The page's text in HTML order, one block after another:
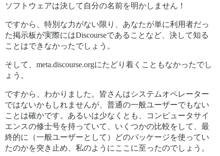
ソフトウェアは決して自分の名前を明かしません！
ですから、特別な力がない限り、あなたが単に利用者だっ
た掲示板が実際にはDiscourseであることなど、決して知る
ことはできなかったでしょう。
そして、meta.discourse.orgにたどり着くこともなかったでし
ょう。
ですから、わかりました。皆さんはシステムオペレーター
ではないかもしれませんが、普通の一般ユーザーでもない
ことは確かです。あるいは少なくとも、コンピュータサイ
エンスの修士号を持っていて、いくつかの比較をして、最
終的に（一般ユーザーとして）どのパッケージを使ってい
たのかを突き止め、私のようにここに至ったのでしょう。